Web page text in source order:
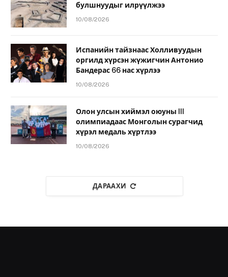
булшнуудыг илрүүлжээ
10/08/2026
Испанийн тайзнаас Холливуудын
оргилд хүрсэн жүжигчин Антонио
Бандерас 66 нас хүрлээ
10/08/2026
Олон улсын хиймэл оюуны III
олимпиадаас Монголын сурагчид
хүрэл медаль хүртлээ
10/08/2026
ДАРААХИ